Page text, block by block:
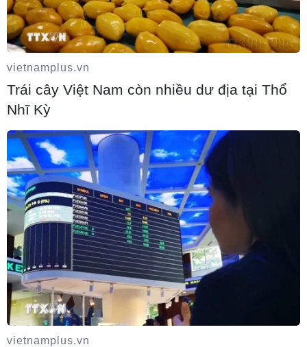
Khủng hoảng nắng nóng đẩy 34 tỉnh của
Pháp vào mức nguy cơ cháy rừng cao
08/08/2026 23:59
vietnamplus.vn
Trái cây Việt Nam còn nhiều dư địa tại Thổ
Nhĩ Kỳ
vietnamplus.vn